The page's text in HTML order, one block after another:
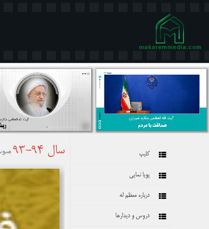
کلیپ
پویا نمایی
درباره معظم له
دروس و دیدارها
سال 94-93 صوت